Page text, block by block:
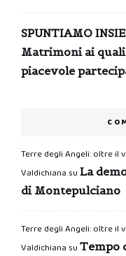
SPUNTIAMO
Matrimoni ai quali
piacevole
Terre degli Angeli: oltre il
Valdichiana su La
di Montepulciano
Terre degli Angeli: oltre il
Valdichiana su Tempo